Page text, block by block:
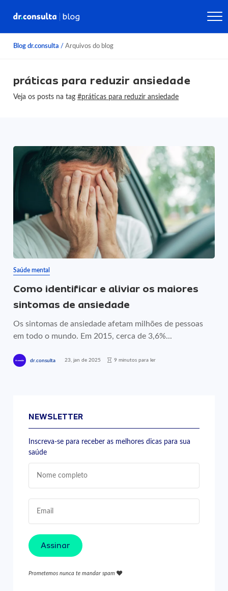
Blog dr.consulta / Arquivos do blog
práticas para reduzir ansiedade
Veja os posts na tag#práticas para reduzir ansiedade
Saúde mental
Como identificar e aliviar os maiores
sintomas de ansiedade
Os sintomas de ansiedade afetam milhões de pessoas
em todo o mundo. Em 2015, cerca de 3,6%...
dr.consulta 23, jan de 2025 9 minutos para ler
NEWSLETTER
Inscreva-se para receber as melhores dicas para sua
saúde
Assinar
Prometemos nunca te mandar spam